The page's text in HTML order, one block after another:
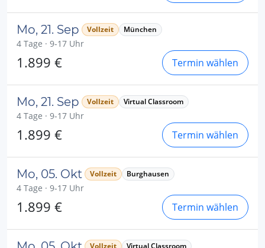
Mo, 21. Sep Vollzeit München
4 Tage · 9-17 Uhr
1.899 € Termin wählen
Mo, 21. Sep Vollzeit Virtual Classroom
4 Tage · 9-17 Uhr
1.899 € Termin wählen
Mo, 05. Okt Vollzeit Burghausen
4 Tage · 9-17 Uhr
1.899 € Termin wählen
Vollzeit Virtual Classroom